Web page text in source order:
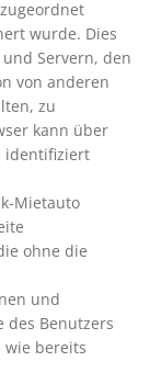
wurde. Dies
Servern, den
von anderen
zu
kann über
identifiziert
Mietauto
ohne die
und
des Benutzers
wie bereits